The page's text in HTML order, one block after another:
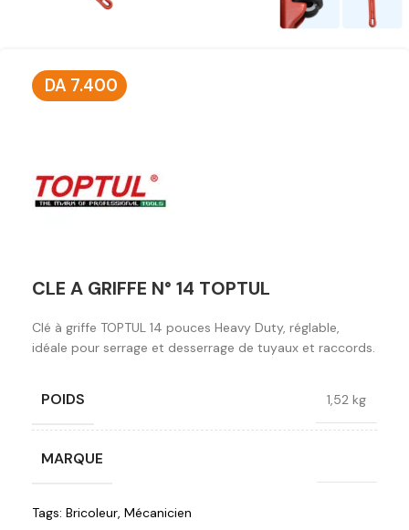
DA 7.400
CLE A GRIFFE N° 14 TOPTUL
Clé à griffe TOPTUL 14 pouces Heavy Duty, réglable,
idéale pour serrage et desserrage de tuyaux et raccords.
POIDS 1,52 kg
MARQUE
Tags: Bricoleur, Mécanicien